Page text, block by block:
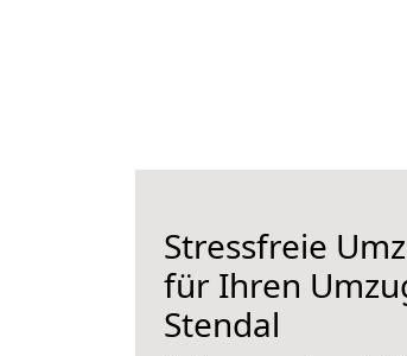
Stressfreie
für Ihren
Stendal